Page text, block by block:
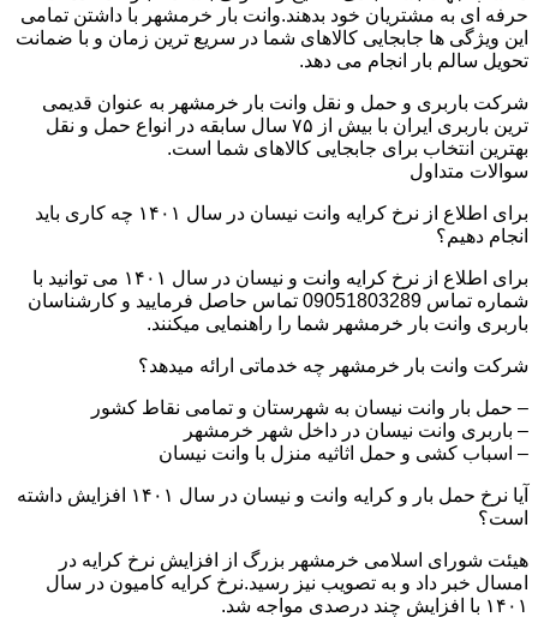
حرفه ای به مشتریان خود بدهند.وانت بار خرمشهر با داشتن تمامی
این ویژگی ها جابجایی کالاهای شما در سریع ترین زمان و با ضمانت
تحویل سالم بار انجام می دهد.
شرکت باربری و حمل و نقل وانت بار خرمشهر به عنوان قدیمی
ترین باربری ایران با بیش از ۷۵ سال سابقه در انواع حمل و نقل
بهترین انتخاب برای جابجایی کالاهای شما است.
سوالات متداول
برای اطلاع از نرخ کرایه وانت نیسان در سال ۱۴۰۱ چه کاری باید
انجام دهیم؟
برای اطلاع از نرخ کرایه وانت و نیسان در سال ۱۴۰۱ می توانید با
شماره تماس 09051803289 تماس حاصل فرمایید و کارشناسان
باربری وانت بار خرمشهر شما را راهنمایی میکنند.
شرکت وانت بار خرمشهر چه خدماتی ارائه میدهد؟
– حمل بار وانت نیسان به شهرستان و تمامی نقاط کشور
– باربری وانت نیسان در داخل شهر خرمشهر
– اسباب کشی و حمل اثاثیه منزل با وانت نیسان
آیا نرخ حمل بار و کرایه وانت و نیسان در سال ۱۴۰۱ افزایش داشته
است؟
هیئت شورای اسلامی خرمشهر بزرگ از افزایش نرخ کرایه در
امسال خبر داد و به تصویب نیز رسید.نرخ کرایه کامیون در سال
۱۴۰۱ با افزایش چند درصدی مواجه شد.